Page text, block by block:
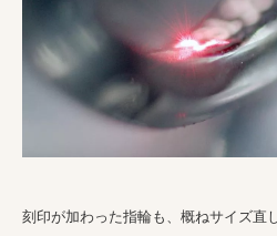
刻印が加わった指輪も、概ねサイズ直